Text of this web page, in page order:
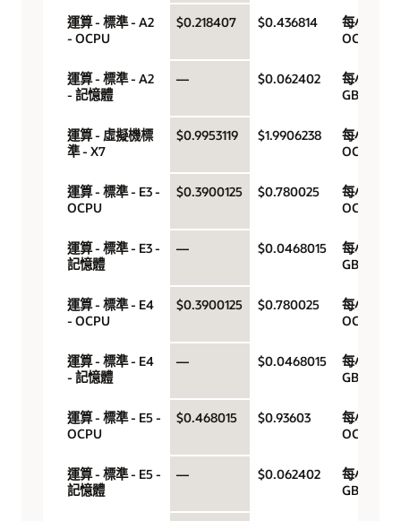
運算 - 標準 - A2
- OCPU
$0.218407 $0.436814
每小時
OCPU
運算 - 標準 - A2
- 記憶體
— $0.062402
每小時
GB
運算 - 虛擬機標
準 - X7
$0.9953119 $1.9906238
每小時
OCPU
運算 - 標準 - E3 -
OCPU
$0.3900125 $0.780025
每小時
OCPU
運算 - 標準 - E3 -
記憶體
— $0.0468015
每小時
GB
運算 - 標準 - E4
- OCPU
$0.3900125 $0.780025
每小時
OCPU
運算 - 標準 - E4
- 記憶體
— $0.0468015
每小時
GB
運算 - 標準 - E5 -
OCPU
$0.468015 $0.93603
每小時
OCPU
運算 - 標準 - E5 -
記憶體
— $0.062402
每小時
GB